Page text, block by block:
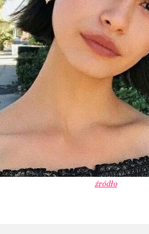
źródło